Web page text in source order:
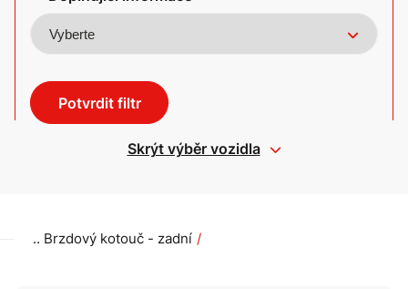
Potvrdit filtr
Skrýt výběr vozidla
Brzdový kotouč - zadní